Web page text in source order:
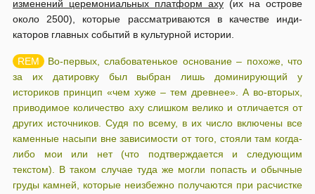
изменений церемониальных платформ аху (их на острове
около 2500), которые рассматриваются в качестве инди­
каторов главных событий в культурной истории.
Во-первых, слабоватенькое основание – похоже, что
за их датировку был выбран лишь доминирующий у
историков принцип «чем хуже – тем древнее». А во-вторых,
приводимое количество аху слишком велико и отличается от
других источников. Судя по всему, в их число включены все
каменные насыпи вне зависимости от того, стояли там когда-
либо мои или нет (что подтверждается и следующим
текстом). В таком случае туда же могли попасть и обычные
груды камней, которые неизбежно получаются при расчистке